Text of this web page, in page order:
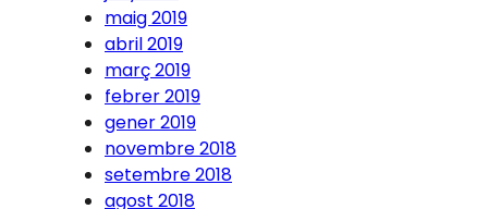
maig 2019
abril 2019
març 2019
febrer 2019
gener 2019
novembre 2018
setembre 2018
agost 2018